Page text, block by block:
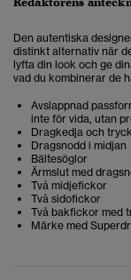
Den autentiska
distinkt alternativ när
lyfta din look och ge
vad du kombinerar de
Avslappnad
inte för vida, utan
Dragkedja och
Dragsnodd i midjan
Bältesöglor
Ärmslut med
Två midjefickor
Två sidofickor
Två bakfickor med
Märke med